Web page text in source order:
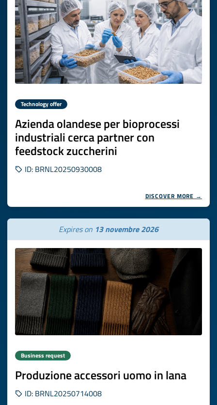
Technology offer
Azienda olandese per bioprocessi
industriali cerca partner con
feedstock zuccherini
ID: BRNL20250930008
DISCOVER MORE →
Expires on 13 novembre 2026
Business request
Produzione accessori uomo in lana
ID: BRNL20250714008